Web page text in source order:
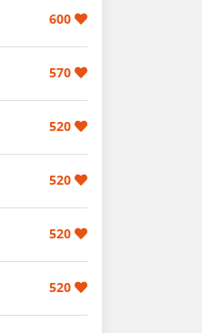
600
570
520
520
520
520